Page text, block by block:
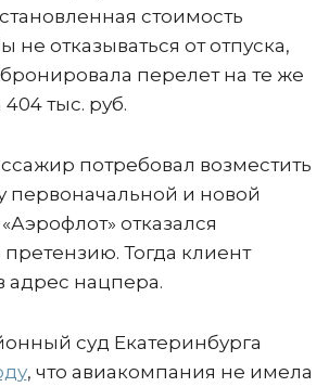
стоимость
не отказываться от отпуска,
перелет на те же
тыс. руб.
потребовал возместить
первоначальной и новой
отказался
претензию. Тогда клиент
адрес нацпера.
суд Екатеринбурга
, что авиакомпания не имела